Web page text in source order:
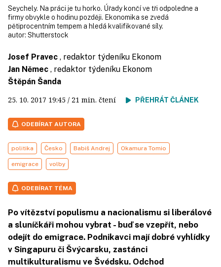
Seychely. Na práci je tu horko. Úřady končí ve tři odpoledne a
firmy obvykle o hodinu později. Ekonomika se zvedá
pětiprocentním tempem a hledá kvalifikované síly.
autor: Shutterstock
Josef Pravec , redaktor týdeníku Ekonom
Jan Němec , redaktor týdeníku Ekonom
Štěpán Šanda
25. 10. 2017 19:45 / 21 min. čtení PŘEHRÁT ČLÁNEK
ODEBÍRAT AUTORA
politika Česko Babiš Andrej Okamura Tomio
emigrace volby
ODEBÍRAT TÉMA
Po vítězství populismu a nacionalismu si liberálové
a sluníčkáři mohou vybrat - buď se vzepřít, nebo
odejít do emigrace. Podnikavci mají dobré vyhlídky
v Singapuru či Švýcarsku, zastánci
multikulturalismu ve Švédsku. Odchod